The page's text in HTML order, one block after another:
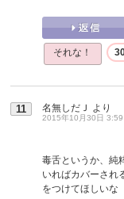
それな！
11 名無しだＪ より
2015年10月30日
毒舌というか、純
いればカバーされ
をつけてほしいな